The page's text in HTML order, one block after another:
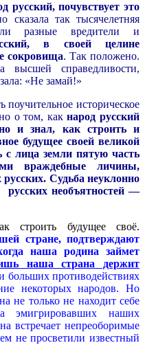
русский, почувствует это
сказала так тысячелетняя
разные вредители и
в своей целине
сокровища. Так положено.
высшей справедливости,
«Не замай!»
историческое
о том, какнарод русский
и знал, как строить и
будущее своей великой
лица земли пятую часть
враждебные личины,
Судьба неуклонно
русских необъятностей —
строить будущее своё.
стране, подтверждают
наша родина займет
наша страна держит
больших противодействиях
некоторых народов. Но
не только не находит себе
эмигрировавших наших
встречает непреоборимые
не просветили известный